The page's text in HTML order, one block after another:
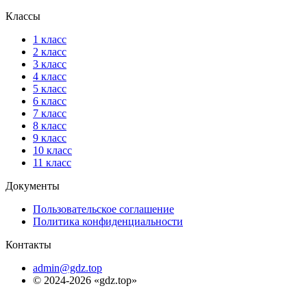
Классы
1 класс
2 класс
3 класс
4 класс
5 класс
6 класс
7 класс
8 класс
9 класс
10 класс
11 класс
Документы
Пользовательское соглашение
Политика конфиденциальности
Контакты
admin@gdz.top
© 2024-2026 «gdz.top»